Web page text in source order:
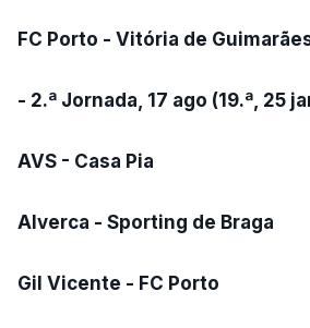
FC Porto - Vitória de
- 2.ª Jornada, 17 ago (19.ª, 25
AVS - Casa Pia
Alverca - Sporting de Braga
Gil Vicente - FC Porto